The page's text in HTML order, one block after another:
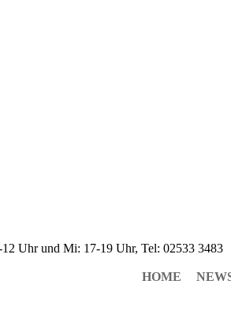
Uhr und Mi: 17-19 Uhr, Tel: 02533 3483
HOME